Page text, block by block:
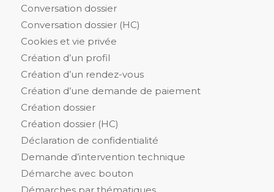
Conversation dossier
Conversation dossier (HC)
Cookies et vie privée
Création d’un profil
Création d’un rendez-vous
Création d’une demande de paiement
Création dossier
Création dossier (HC)
Déclaration de confidentialité
Demande d’intervention technique
Démarche avec bouton